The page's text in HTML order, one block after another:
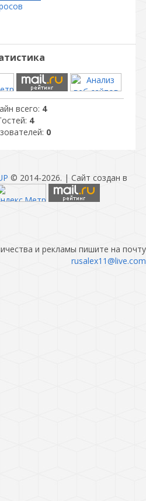
всего: 4
4
0
© 2014-2026. | Сайт создан в
и рекламы пишите на почту
rusalex11@live.com